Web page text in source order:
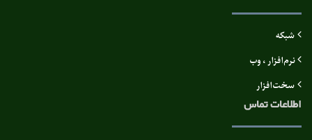
شبکه
نرم‌افزار ، وب
سخت‌افزار
اطلاعات تماس